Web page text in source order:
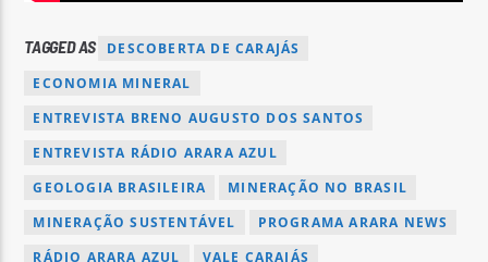
TAGGED AS DESCOBERTA DE CARAJÁS
ECONOMIA MINERAL
ENTREVISTA BRENO AUGUSTO DOS SANTOS
ENTREVISTA RÁDIO ARARA AZUL
GEOLOGIA BRASILEIRA
MINERAÇÃO NO BRASIL
MINERAÇÃO SUSTENTÁVEL
PROGRAMA ARARA NEWS
RÁDIO ARARA AZUL
VALE CARAJÁS